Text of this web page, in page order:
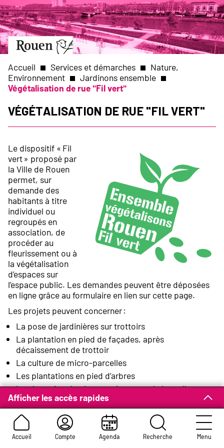
Aller
au
contenu
principal
Aller
à
page
d’accueil
Slide
1
of
1
Accueil Compte Agenda Recherche Menu
Fil
d'Ariane
Accueil Services et démarches
Nature,
Environnement
Jardinons ensemble
Végétalisation de rue "Fil vert"
Végétalisation de rue "Fil vert"
Afficher les accès rapides
Le dispositif « Fil
vert » proposé par
la Ville de Rouen
permet, sur
demande des
habitants à titre
individuel ou
regroupés en
association, de
procéder au
fleurissement ou à
la végétalisation
d’espaces sur
l’espace public. Les demandes peuvent être déposées
en ligne grâce au formulaire en lien sur cette page.
Les projets peuvent concerner :
La pose de jardinières sur trottoirs
La plantation en pied de façades, après
décaissement de trottoir
La culture de micro-parcelles
Les plantations en pied d’arbres
La plantation de plantes grimpantes le long d’une
façade
Attention
Ces projets n’ont pas vocation à être